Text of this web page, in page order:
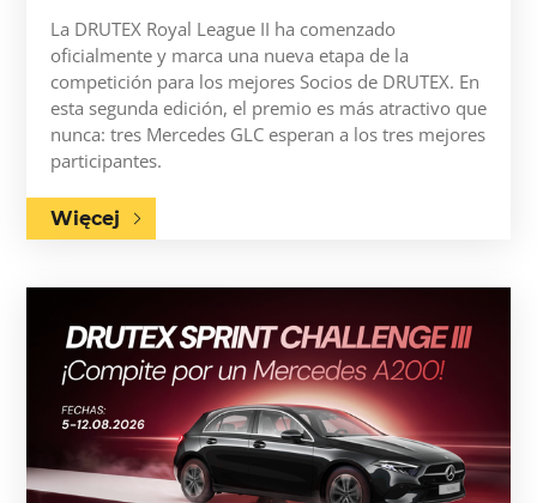
La DRUTEX Royal League II ha comenzado
oficialmente y marca una nueva etapa de la
competición para los mejores Socios de DRUTEX. En
esta segunda edición, el premio es más atractivo que
nunca: tres Mercedes GLC esperan a los tres mejores
participantes.
Więcej